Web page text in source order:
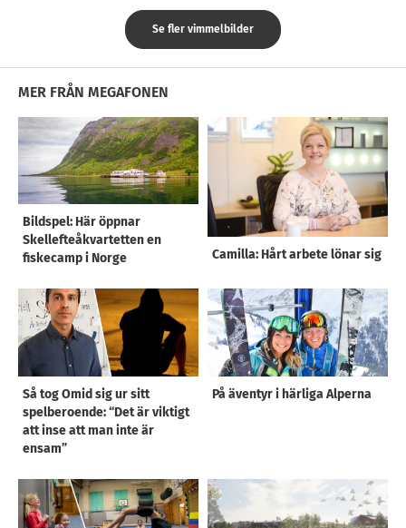
Se fler vimmelbilder
MER FRÅN MEGAFONEN
Bildspel: Här öppnar
Skellefteåkvartetten en
fiskecamp i Norge
Camilla: Hårt arbete lönar sig
Så tog Omid sig ur sitt
spelberoende: “Det är viktigt
att inse att man inte är
ensam”
På äventyr i härliga Alperna